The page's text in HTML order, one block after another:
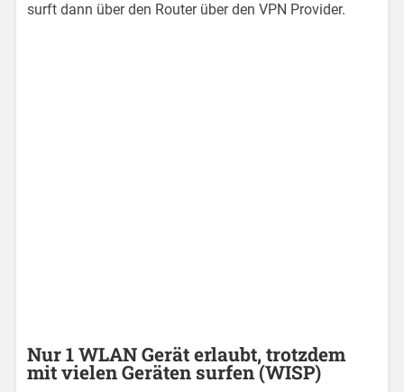
surft dann über den Router über den VPN Provider.
Nur 1 WLAN Gerät erlaubt, trotzdem
mit vielen Geräten surfen (WISP)